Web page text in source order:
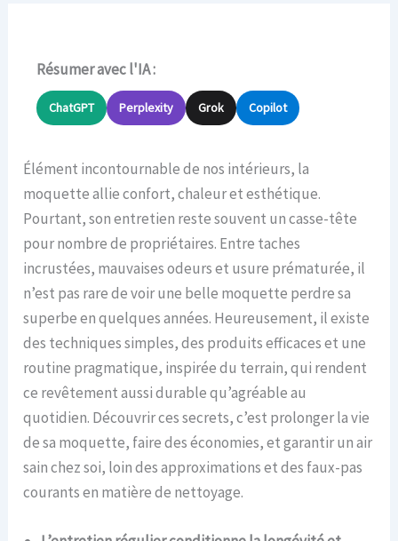
Résumer avec l'IA :
ChatGPT Perplexity Grok Copilot
Élément incontournable de nos intérieurs, la
moquette allie confort, chaleur et esthétique.
Pourtant, son entretien reste souvent un casse-tête
pour nombre de propriétaires. Entre taches
incrustées, mauvaises odeurs et usure prématurée, il
n’est pas rare de voir une belle moquette perdre sa
superbe en quelques années. Heureusement, il existe
des techniques simples, des produits efficaces et une
routine pragmatique, inspirée du terrain, qui rendent
ce revêtement aussi durable qu’agréable au
quotidien. Découvrir ces secrets, c’est prolonger la vie
de sa moquette, faire des économies, et garantir un air
sain chez soi, loin des approximations et des faux-pas
courants en matière de nettoyage.